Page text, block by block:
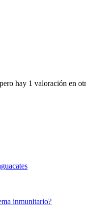
hay 1 valoración en
inmunitario?